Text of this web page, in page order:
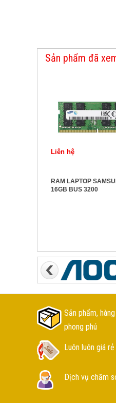
Sản phẩm đã
Liên hệ
RAM LAPTOP
16GB BUS 3200
Sản phẩm,
phong phú
Luôn luôn giá
Dịch vụ chăm